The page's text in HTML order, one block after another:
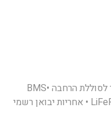
•1264.64Wh •טעינה סולארית פורצת דרך לסוללת הרחבה •BMS